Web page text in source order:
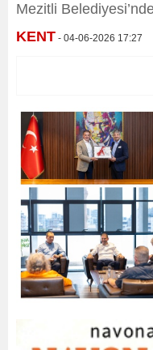
Mezitli
KENT - 04-06-2026 17:27